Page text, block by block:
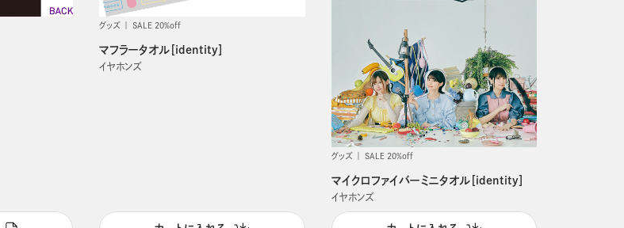
グッズ SALE 20%off
マフラータオル［identity］
イヤホンズ
グッズ SALE 20%off
マイクロファイバーミニタオル［identity］
イヤホンズ